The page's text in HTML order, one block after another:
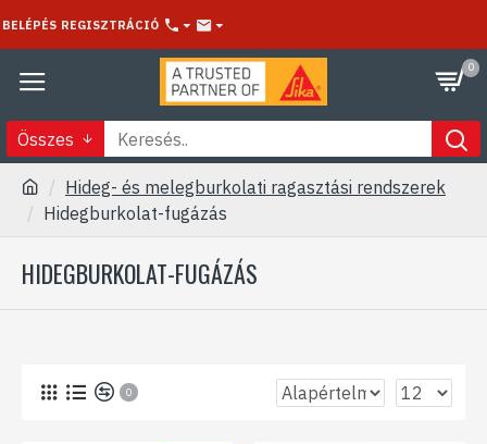
BELÉPÉS REGISZTRÁCIÓ
0
Összes
Hideg- és melegburkolati ragasztási rendszerek
Hidegburkolat-fugázás
HIDEGBURKOLAT-FUGÁZÁS
0